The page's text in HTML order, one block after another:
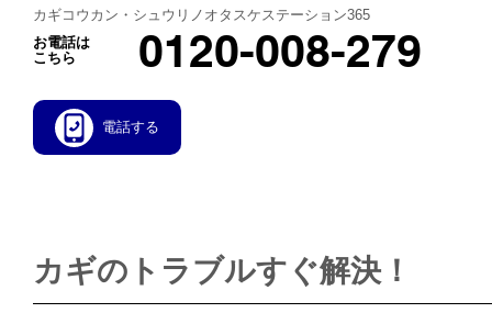
カギコウカン・シュウリノオタスケステーション365
お電話は
こちら
0120-008-279
電話する
カギのトラブルすぐ解決！